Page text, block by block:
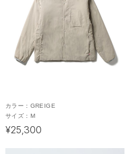
カラー： GREIGE
サイズ： M
¥25,300